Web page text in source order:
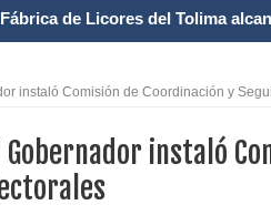
fortalece su conectividad con
Departamental para el
instaló Comisión de Coordinación y
) Gobernador instaló